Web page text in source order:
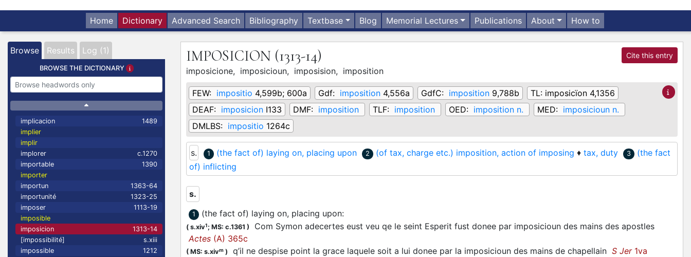
Home Dictionary Advanced Search Bibliography Textbase Blog Memorial Lectures Publications About How to
Browse Results Log (1)
BROWSE THE DICTIONARY
implicacion
1489
implier
implir
implorer
c.1270
importable
1390
importer
importun
1363-64
importunité
1323-25
imposer
1113-19
imposible
imposicion
1313-14
[impossibilité]
s.xiii
impossible
1212
IMPOSICION (1313-14) Cite this entry
imposicione, imposicioun, imposision, imposition
FEW: impositio 4,599b; 600a Gdf: imposition 4,556a GdfC: imposition 9,788b TL: imposicïon 4,1356
DEAF: imposicion I133 DMF: imposition TLF: imposition OED: imposition n. MED: imposicioun n.
DMLBS: impositio 1264c
s. 1 (the fact of) laying on, placing upon 2 (of tax, charge etc.) imposition, action of imposing ♦ tax, duty 3
(the fact
of) inflicting
s.
1 (the fact of) laying on, placing upon:
( s.xiv1; MS: c.1361 )
Com Symon adecertes eust veu qe le seint Esperit fust donee par imposicioun des mains des apostles
Actes (A) 365c
( MS: s.xivm ) q’il ne despise point la grace laquele soit a lui donee par la imposicioun des mains de chapellain S Jer1va